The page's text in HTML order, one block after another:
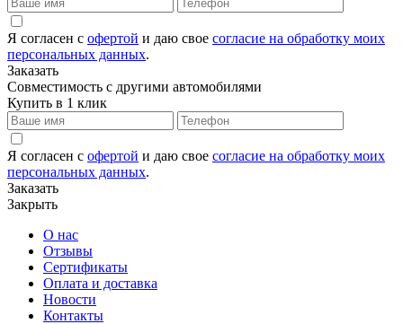
Я согласен с офертой и даю свое согласие на обработку моих
персональных данных.
Заказать
Совместимость с другими автомобилями
Купить в 1 клик
Я согласен с офертой и даю свое согласие на обработку моих
персональных данных.
Заказать
Закрыть
О нас
Отзывы
Сертификаты
Оплата и доставка
Новости
Контакты